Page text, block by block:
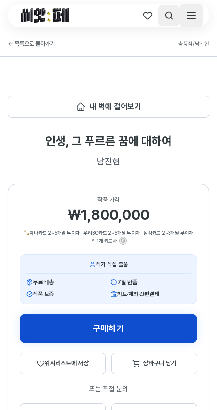
씨앗페 온라인 홈
← 목록으로 돌아가기 출품작/남진현
내 벽에 걸어보기
인생, 그 푸르른 꿈에 대하여
남진현
작품 가격
₩1,800,000
하나카드 2~5개월 무이자· 우리BC카드 2~5개월 무이자· 삼성카드 2~3개월 무이자
외 1개 카드사
작가 직접 출품
무료 배송
7일 반품
작품 보증
카드·계좌·간편결제
구매하기
위시리스트에 저장 장바구니 담기
또는 직접 문의